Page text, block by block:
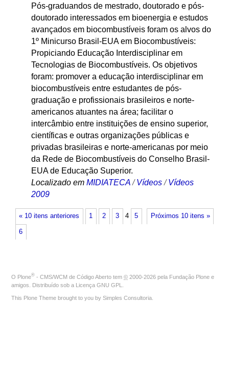
Pós-graduandos de mestrado, doutorado e pós-
doutorado interessados em bioenergia e estudos
avançados em biocombustíveis foram os alvos do
1º Minicurso Brasil-EUA em Biocombustíveis:
Propiciando Educação Interdisciplinar em
Tecnologias de Biocombustíveis. Os objetivos
foram: promover a educação interdisciplinar em
biocombustíveis entre estudantes de pós-
graduação e profissionais brasileiros e norte-
americanos atuantes na área; facilitar o
intercâmbio entre instituições de ensino superior,
científicas e outras organizações públicas e
privadas brasileiras e norte-americanas por meio
da Rede de Biocombustíveis do Conselho Brasil-
EUA de Educação Superior.
Localizado em MIDIATECA /Vídeos /Vídeos
2009
« 10 itens anteriores Próximos 10 itens »
1 2 3 4 5
6
O Plone® - CMS/WCM de Código Aberto tem © 2000-2026 pela Fundação Plone e
amigos. Distribuído sob a Licença GNU GPL
This Plone Theme brought to you by Simples Consultoria